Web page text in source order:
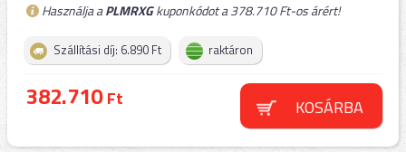
Használja aPLMRXGkuponkódot a 378.710 Ft-os árért!
Szállítási díj: 6.890 Ft raktáron
382.710Ft KOSÁRBA